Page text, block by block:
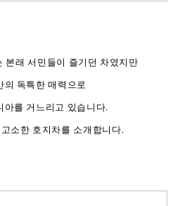
본래 서민들이 즐기던 차였지만
의 독특한 매력으로
아를 거느리고 있습니다.
소한 호지차를 소개합니다.